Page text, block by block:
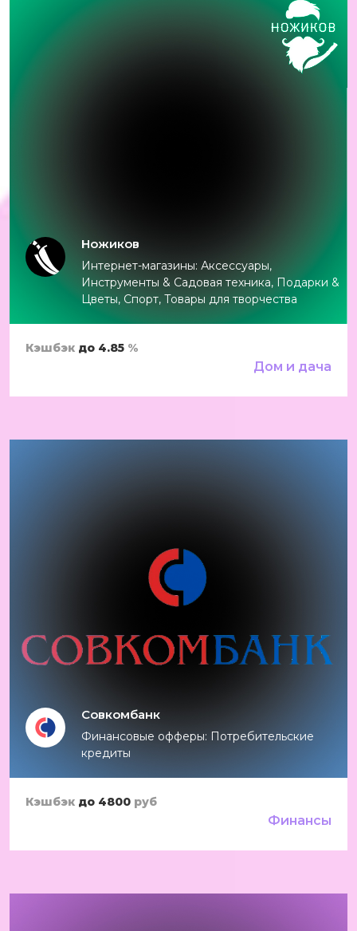
Ножиков
Интернет-магазины: Аксессуары,
Инструменты & Садовая техника, Подарки &
Цветы, Спорт, Товары для творчества
Кэшбэк до 4.85 %
Дом и дача
Совкомбанк
Финансовые офферы: Потребительские
кредиты
Кэшбэк до 4800 руб
Финансы